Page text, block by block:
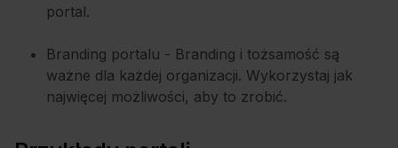
portal.
Branding portalu - Branding i tożsamość są
ważne dla każdej organizacji. Wykorzystaj jak
najwięcej możliwości, aby to zrobić.